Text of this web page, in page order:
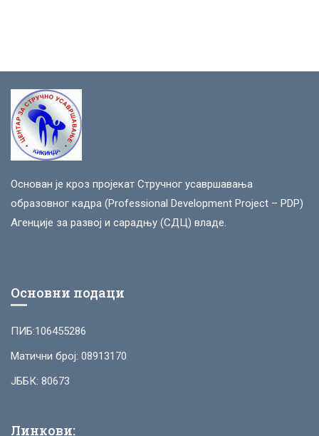
Основан је кроз пројекат Стручног усавршавања
образовног кадра (Professional Development Project – PDP)
Агенције за развој и сарадњу (СДЦ) владе.
Основни подаци
ПИБ:106455286
Матични број: 08913170
ЈББК: 80673
Линкови: